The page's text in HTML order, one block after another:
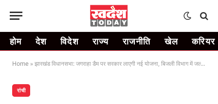
होम देश विदेश राज्य राजनीति खेल करियर
Home »झारखंड विधानसभा: जगराहा डैम पर सरकार लाएगी नई योजना, बिजली विभाग में जल्द होगी भर्ती
रांची